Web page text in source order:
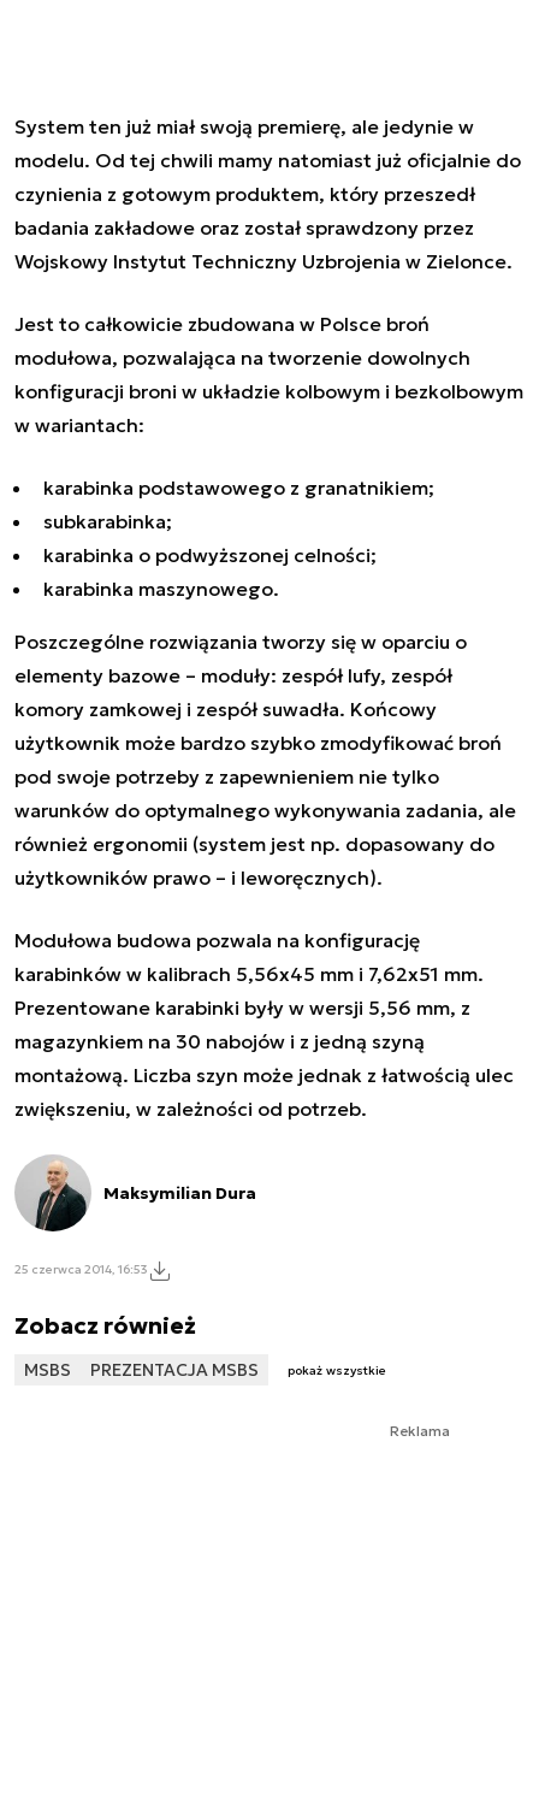
System ten już miał swoją premierę, ale jedynie w
modelu. Od tej chwili mamy natomiast już oficjalnie do
czynienia z gotowym produktem, który przeszedł
badania zakładowe oraz został sprawdzony przez
Wojskowy Instytut Techniczny Uzbrojenia w Zielonce.
Jest to całkowicie zbudowana w Polsce broń
modułowa, pozwalająca na tworzenie dowolnych
konfiguracji broni w układzie kolbowym i bezkolbowym
w wariantach:
karabinka podstawowego z granatnikiem;
subkarabinka;
karabinka o podwyższonej celności;
karabinka maszynowego.
Poszczególne rozwiązania tworzy się w oparciu o
elementy bazowe – moduły: zespół lufy, zespół
komory zamkowej i zespół suwadła. Końcowy
użytkownik może bardzo szybko zmodyfikować broń
pod swoje potrzeby z zapewnieniem nie tylko
warunków do optymalnego wykonywania zadania, ale
również ergonomii (system jest np. dopasowany do
użytkowników prawo – i leworęcznych).
Modułowa budowa pozwala na konfigurację
karabinków w kalibrach 5,56x45 mm i 7,62x51 mm.
Prezentowane karabinki były w wersji 5,56 mm, z
magazynkiem na 30 nabojów i z jedną szyną
montażową. Liczba szyn może jednak z łatwością ulec
zwiększeniu, w zależności od potrzeb.
Maksymilian Dura
25 czerwca 2014, 16:53
Zobacz również
MSBS PREZENTACJA MSBS pokaż wszystkie
Reklama